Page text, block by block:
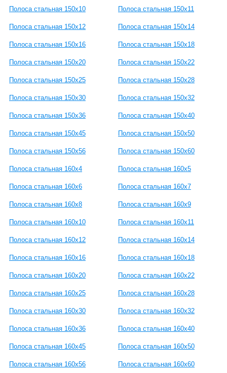
Полоса стальная 150x10 Полоса стальная 150x11
Полоса стальная 150x12 Полоса стальная 150x14
Полоса стальная 150x16 Полоса стальная 150x18
Полоса стальная 150x20 Полоса стальная 150x22
Полоса стальная 150x25 Полоса стальная 150x28
Полоса стальная 150x30 Полоса стальная 150x32
Полоса стальная 150x36 Полоса стальная 150x40
Полоса стальная 150x45 Полоса стальная 150x50
Полоса стальная 150x56 Полоса стальная 150x60
Полоса стальная 160x4 Полоса стальная 160x5
Полоса стальная 160x6 Полоса стальная 160x7
Полоса стальная 160x8 Полоса стальная 160x9
Полоса стальная 160x10 Полоса стальная 160x11
Полоса стальная 160x12 Полоса стальная 160x14
Полоса стальная 160x16 Полоса стальная 160x18
Полоса стальная 160x20 Полоса стальная 160x22
Полоса стальная 160x25 Полоса стальная 160x28
Полоса стальная 160x30 Полоса стальная 160x32
Полоса стальная 160x36 Полоса стальная 160x40
Полоса стальная 160x45 Полоса стальная 160x50
Полоса стальная 160x56 Полоса стальная 160x60